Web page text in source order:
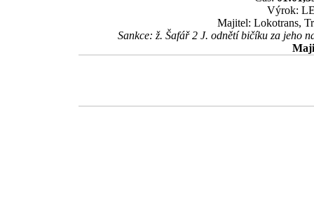
Výrok:
Majitel: Lokotrans,
Sankce: ž. Šafář 2 J. odnětí bičíku za jeho